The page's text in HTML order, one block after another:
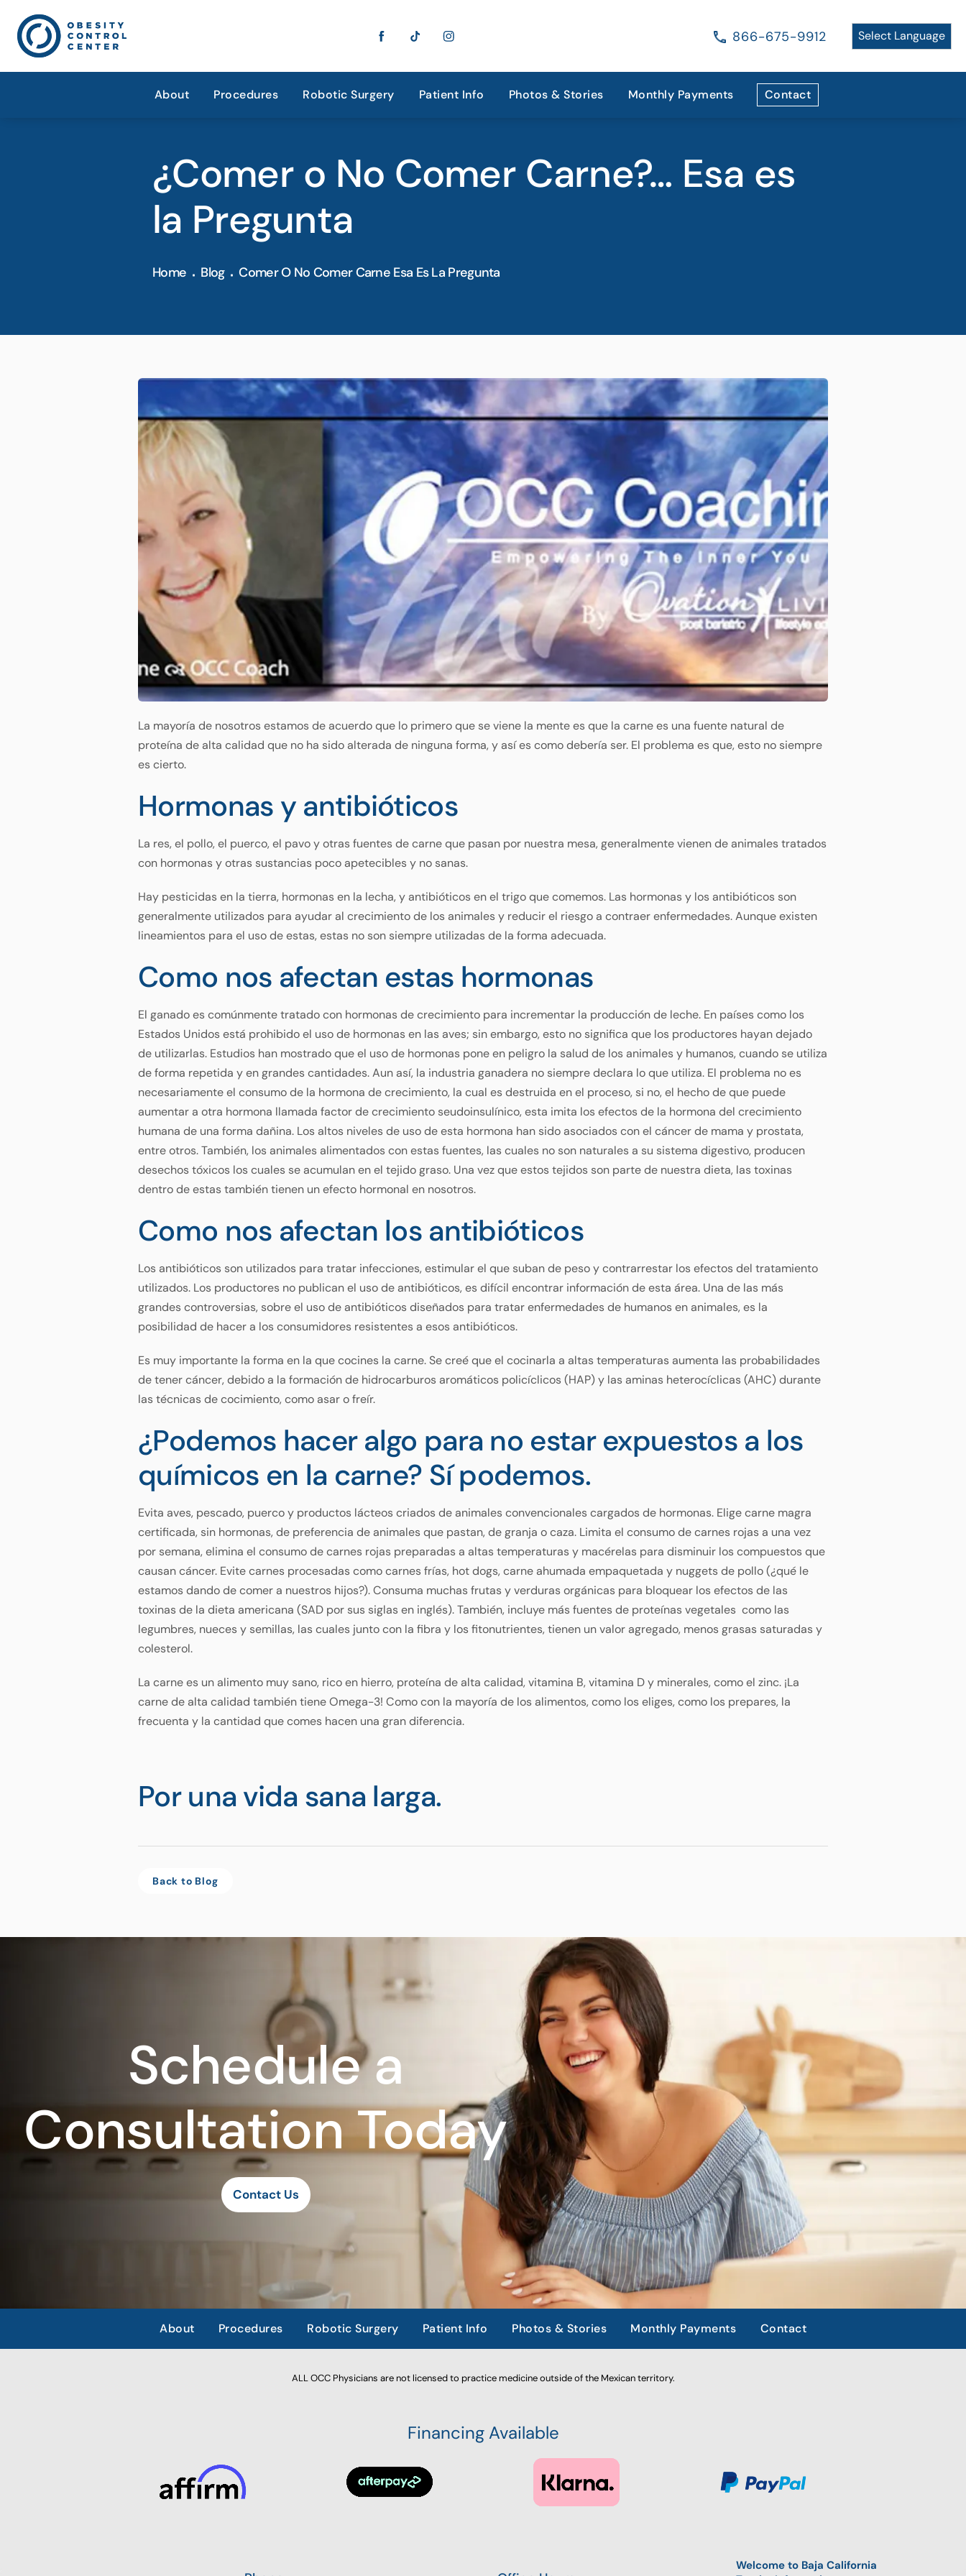
866-675-9912
About Procedures Robotic Surgery Patient Info Photos & Stories Monthly Payments Contact
¿Comer o No Comer Carne?… Esa es
la Pregunta
Home Blog Comer O No Comer Carne Esa Es La Pregunta
La mayoría de nosotros estamos de acuerdo que lo primero que se viene la mente es que la carne es una fuente natural de
proteína de alta calidad que no ha sido alterada de ninguna forma, y así es como debería ser. El problema es que, esto no siempre
es cierto.
Hormonas y antibióticos
La res, el pollo, el puerco, el pavo y otras fuentes de carne que pasan por nuestra mesa, generalmente vienen de animales tratados
con hormonas y otras sustancias poco apetecibles y no sanas.
Hay pesticidas en la tierra, hormonas en la lecha, y antibióticos en el trigo que comemos. Las hormonas y los antibióticos son
generalmente utilizados para ayudar al crecimiento de los animales y reducir el riesgo a contraer enfermedades. Aunque existen
lineamientos para el uso de estas, estas no son siempre utilizadas de la forma adecuada.
Como nos afectan estas hormonas
El ganado es comúnmente tratado con hormonas de crecimiento para incrementar la producción de leche. En países como los
Estados Unidos está prohibido el uso de hormonas en las aves; sin embargo, esto no significa que los productores hayan dejado
de utilizarlas. Estudios han mostrado que el uso de hormonas pone en peligro la salud de los animales y humanos, cuando se utiliza
de forma repetida y en grandes cantidades. Aun así, la industria ganadera no siempre declara lo que utiliza. El problema no es
necesariamente el consumo de la hormona de crecimiento, la cual es destruida en el proceso, si no, el hecho de que puede
aumentar a otra hormona llamada factor de crecimiento seudoinsulínico, esta imita los efectos de la hormona del crecimiento
humana de una forma dañina. Los altos niveles de uso de esta hormona han sido asociados con el cáncer de mama y prostata,
entre otros. También, los animales alimentados con estas fuentes, las cuales no son naturales a su sistema digestivo, producen
desechos tóxicos los cuales se acumulan en el tejido graso. Una vez que estos tejidos son parte de nuestra dieta, las toxinas
dentro de estas también tienen un efecto hormonal en nosotros.
Como nos afectan los antibióticos
Los antibióticos son utilizados para tratar infecciones, estimular el que suban de peso y contrarrestar los efectos del tratamiento
utilizados. Los productores no publican el uso de antibióticos, es difícil encontrar información de esta área. Una de las más
grandes controversias, sobre el uso de antibióticos diseñados para tratar enfermedades de humanos en animales, es la
posibilidad de hacer a los consumidores resistentes a esos antibióticos.
Es muy importante la forma en la que cocines la carne. Se creé que el cocinarla a altas temperaturas aumenta las probabilidades
de tener cáncer, debido a la formación de hidrocarburos aromáticos policíclicos (HAP) y las aminas heterocíclicas (AHC) durante
las técnicas de cocimiento, como asar o freír.
¿Podemos hacer algo para no estar expuestos a los
químicos en la carne? Sí podemos.
Evita aves, pescado, puerco y productos lácteos criados de animales convencionales cargados de hormonas. Elige carne magra
certificada, sin hormonas, de preferencia de animales que pastan, de granja o caza. Limita el consumo de carnes rojas a una vez
por semana, elimina el consumo de carnes rojas preparadas a altas temperaturas y macérelas para disminuir los compuestos que
causan cáncer. Evite carnes procesadas como carnes frías, hot dogs, carne ahumada empaquetada y nuggets de pollo (¿qué le
estamos dando de comer a nuestros hijos?). Consuma muchas frutas y verduras orgánicas para bloquear los efectos de las
toxinas de la dieta americana (SAD por sus siglas en inglés). También, incluye más fuentes de proteínas vegetales como las
legumbres, nueces y semillas, las cuales junto con la fibra y los fitonutrientes, tienen un valor agregado, menos grasas saturadas y
colesterol.
La carne es un alimento muy sano, rico en hierro, proteína de alta calidad, vitamina B, vitamina D y minerales, como el zinc. ¡La
carne de alta calidad también tiene Omega-3! Como con la mayoría de los alimentos, como los eliges, como los prepares, la
frecuenta y la cantidad que comes hacen una gran diferencia.
Por una vida sana larga.
Back to Blog
Schedule a
Consultation Today
Contact Us
About Procedures Robotic Surgery Patient Info Photos & Stories Monthly Payments Contact
ALL OCC Physicians are not licensed to practice medicine outside of the Mexican territory.
Financing Available
Welcome to Baja California